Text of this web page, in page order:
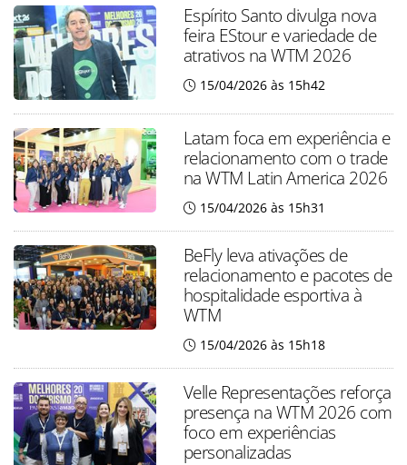
Espírito Santo divulga nova
feira EStour e variedade de
atrativos na WTM 2026
15/04/2026 às 15h42
Latam foca em experiência e
relacionamento com o trade
na WTM Latin America 2026
15/04/2026 às 15h31
BeFly leva ativações de
relacionamento e pacotes de
hospitalidade esportiva à
WTM
15/04/2026 às 15h18
Velle Representações reforça
presença na WTM 2026 com
foco em experiências
personalizadas